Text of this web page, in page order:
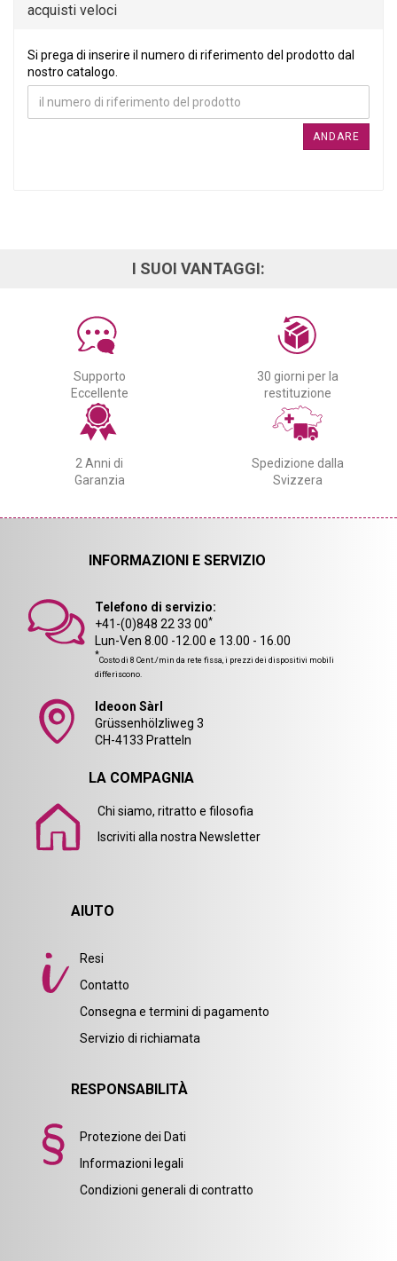
acquisti veloci
SI PREGA DI INSERIRE IL NUMERO DI RIFERIMENTO DEL
Si prega di inserire il numero di riferimento del prodotto dal
nostro catalogo.
ANDARE
I SUOI VANTAGGI:
Supporto
Eccellente
30 giorni per la
restituzione
2 Anni di
Garanzia
Spedizione dalla
Svizzera
INFORMAZIONI E SERVIZIO
Telefono di servizio:
+41-(0)848 22 33 00*
Lun-Ven 8.00 -12.00 e 13.00 - 16.00
*Costo di 8 Cent./min da rete fissa, i prezzi dei dispositivi mobili
differiscono.
Ideoon Sàrl
Grüssenhölzliweg 3
CH-4133 Pratteln
LA COMPAGNIA
Chi siamo, ritratto e filosofia
Iscriviti alla nostra Newsletter
AIUTO
Resi
Contatto
Consegna e termini di pagamento
Servizio di richiamata
RESPONSABILITÀ
Protezione dei Dati
Informazioni legali
Condizioni generali di contratto